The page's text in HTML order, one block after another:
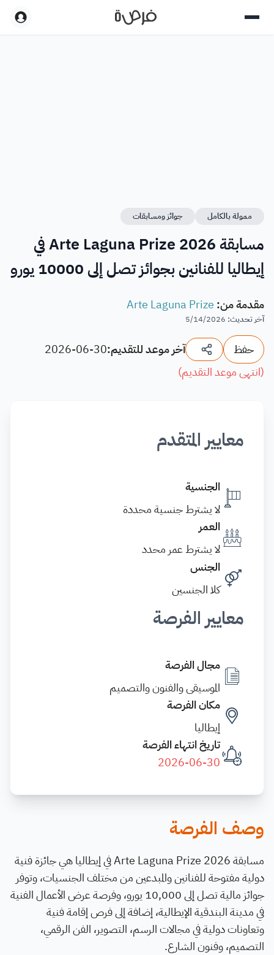
ممولة بالكامل جوائز ومسابقات
مسابقة Arte Laguna Prize 2026 في
إيطاليا للفنانين بجوائز تصل إلى 10000 يورو
مقدمة من:
Arte Laguna Prize
آخر تحديث:
5/14/2026
حفظ آخر موعد للتقديم:2026-06-30
(انتهى موعد التقديم)
معايير المتقدم
الجنسية
لا يشترط جنسية محددة
العمر
لا يشترط عمر محدد
الجنس
كلا الجنسين
معايير الفرصة
مجال الفرصة
الموسيقى والفنون والتصميم
مكان الفرصة
إيطاليا
تاريخ انتهاء الفرصة
2026-06-30
وصف الفرصة
مسابقة Arte Laguna Prize 2026 في إيطاليا هي جائزة فنية
دولية مفتوحة للفنانين والمبدعين من مختلف الجنسيات، وتوفر
جوائز مالية تصل إلى 10,000 يورو، وفرصة عرض الأعمال الفنية
في مدينة البندقية الإيطالية، إضافة إلى فرص إقامة فنية
وتعاونات دولية في مجالات الرسم، التصوير، الفن الرقمي،
التصميم، وفنون الشارع.